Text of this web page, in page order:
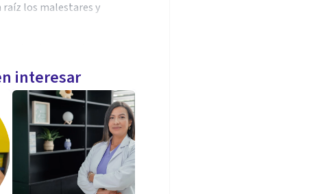
raíz los malestares y
interesar